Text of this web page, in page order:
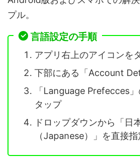
プル。
言語設定の手順
アプリ右上のアイコンを
下部にある「Account
「Language Prefecces
タップ
ドロップダウンから「日
（Japanese）」を直接